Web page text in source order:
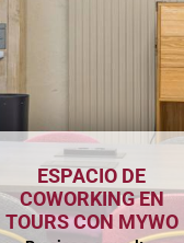
ESPACIO DE
COWORKING EN
TOURS CON MYWO